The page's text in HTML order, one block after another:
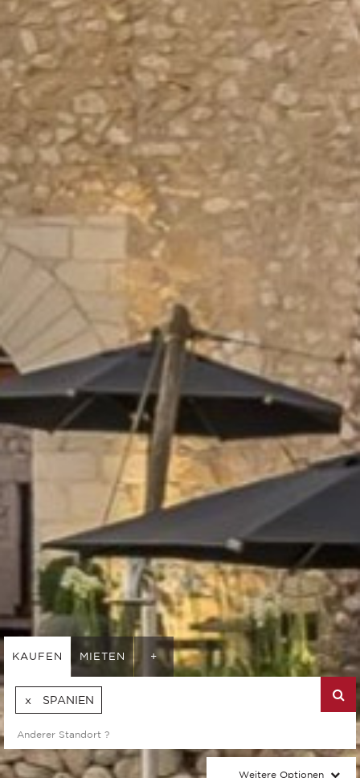
KAUFEN MIETEN +
SPANIEN
Weitere Optionen